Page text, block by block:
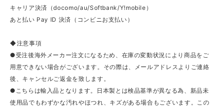
キャリア決済（docomo/au/Softbank/Y!mobile）
あと払い Pay ID 決済（コンビニお支払い）
◆注意事項
●受注後海外メーカー注文になるため、在庫の変動状況により商品をご
用意できない場合がございます。その際は、メールアドレスよりご連絡
後、キャンセルご返金を致します。
●こちらは輸入品となります。日本製とは検品基準が異なる為、新品未
使用品でもわずかな汚れやほつれ、キズがある場合もございます。この